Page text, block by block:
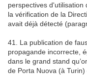
perspectives d'utilisation
la vérification de la
avait déjà détecté
41. La publication de
propagande incorrecte,
dans le grand stand
de Porta Nuova (à